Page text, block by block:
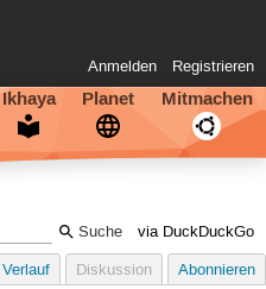
Anmelden Registrieren
Ikhaya Planet Mitmachen
via DuckDuckGo
Verlauf Diskussion Abonnieren